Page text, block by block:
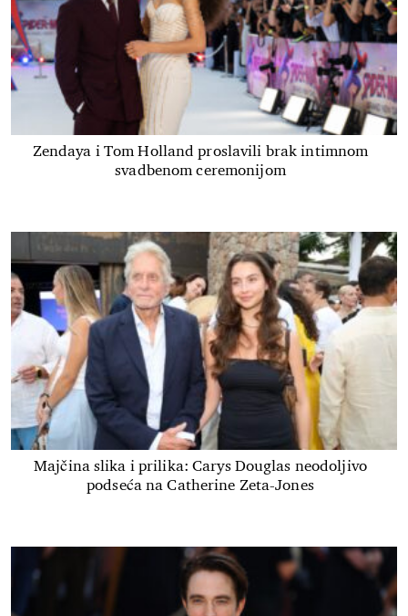
Zendaya i Tom Holland proslavili brak intimnom
svadbenom ceremonijom
Majčina slika i prilika: Carys Douglas neodoljivo
podseća na Catherine Zeta-Jones